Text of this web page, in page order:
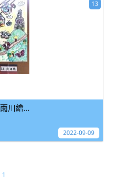
川繪...
13
2022-09-09
1